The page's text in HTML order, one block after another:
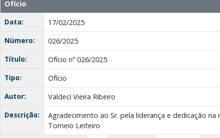
Ofício
Data:
17/02/2025
Número:
026/2025
Título:
Ofício nº 026/2025
Tipo:
Ofício
Autor:
Valdeci Vieira Ribeiro
Descrição:
Agradecimento ao Sr. pela liderança e dedicação na
Torneio Leiteiro